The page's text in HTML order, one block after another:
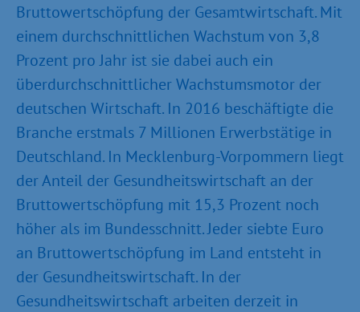
Bruttowertschöpfung der Gesamtwirtschaft. Mit
einem durchschnittlichen Wachstum von 3,8
Prozent pro Jahr ist sie dabei auch ein
überdurchschnittlicher Wachstumsmotor der
deutschen Wirtschaft. In 2016 beschäftigte die
Branche erstmals 7 Millionen Erwerbstätige in
Deutschland. In Mecklenburg-Vorpommern liegt
der Anteil der Gesundheitswirtschaft an der
Bruttowertschöpfung mit 15,3 Prozent noch
höher als im Bundesschnitt. Jeder siebte Euro
an Bruttowertschöpfung im Land entsteht in
der Gesundheitswirtschaft. In der
Gesundheitswirtschaft arbeiten derzeit in